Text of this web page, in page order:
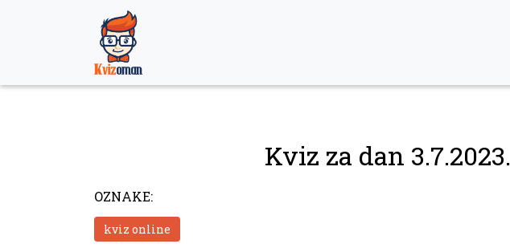
Kviz za dan 3.7.2023.
OZNAKE:
kviz online